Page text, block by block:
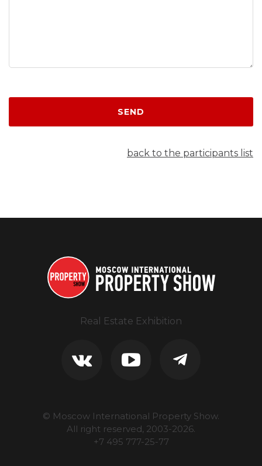
SEND
back to the participants list
Real Estate Exhibition
© Moscow International Property Show.
All right reserved, 2003-2026.
+7 495 777-25-77